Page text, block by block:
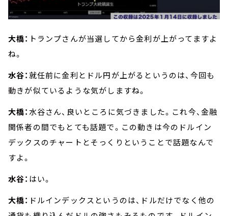
大橋： トランプさんが当選してから金利が上がってますよ
ね。
水谷：就任前に金利とドル円が上がるというのは、今回も
動きが似ているような気がしますね。
大橋：水谷さん、良いところに気づきました。これ今、金融
関係者の間でもとても話題で。この動きは今のドルイン
デックスのチャートとそっくりということで話題なんで
すよ。
水谷： はい。
大橋： ドルインデックスというのは、ドルだけでなく他の